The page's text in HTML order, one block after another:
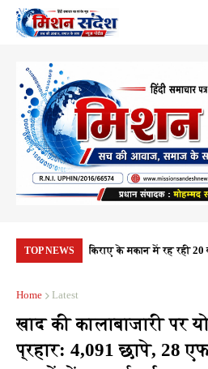
TOP NEWS
1.10 करोड़
किराए के मकान में रह रही 20
Home
Latest
खाद की कालाबाजारी पर
प्रहार: 4,091 छापे, 28